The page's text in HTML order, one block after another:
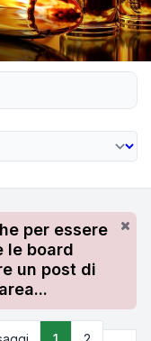
per essere
le board
un post di